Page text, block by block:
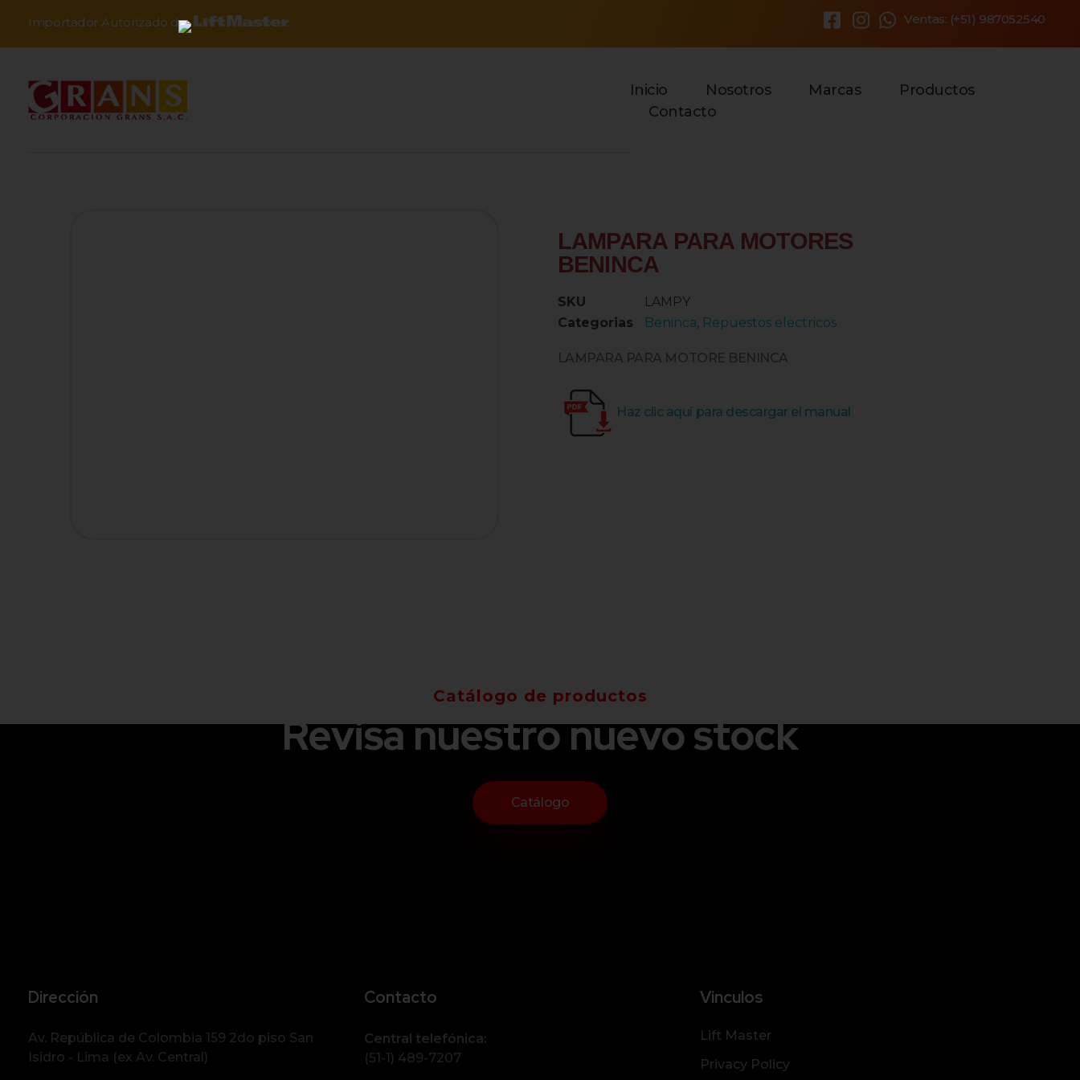
Importador Autorizado de Ventas: (+51) 987052540
Inicio Nosotros Marcas
Productos
Contacto
LAMPARA PARA MOTORES
BENINCA
SKU
LAMPY
Categorias
Beninca, Repuestos electricos
LAMPARA PARA MOTORE BENINCA
Haz clic aquí para descargar el manual
Catálogo de productos
Revisa nuestro nuevo stock
Catálogo
Dirección
Av. República de Colombia 159 2do piso San
Isidro - Lima (ex Av. Central)
Contacto
Central telefónica:
(51-1) 489-7207
Vinculos
Lift Master
Privacy Policy
×